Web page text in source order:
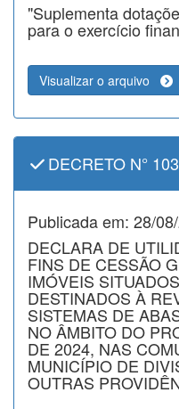
"Suplementa
para o exercício
Visualizar o arquivo
DECRETO N°
Publicada em: 28/
DECLARA DE
FINS DE CESSÃO
IMÓVEIS
DESTINADOS À
SISTEMAS DE
NO ÂMBITO DO
DE 2024, NAS
MUNICÍPIO DE
OUTRAS